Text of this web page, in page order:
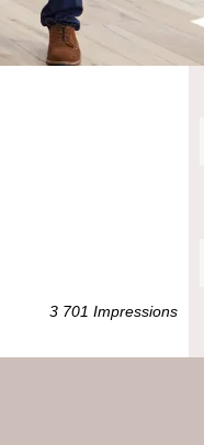
3 701 Impressions